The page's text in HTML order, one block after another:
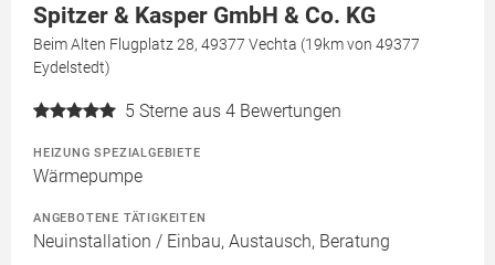
Spitzer & Kasper GmbH & Co. KG
Beim Alten Flugplatz 28, 49377 Vechta (19km von 49377
Eydelstedt)
5 Sterne aus 4 Bewertungen
HEIZUNG SPEZIALGEBIETE
Wärmepumpe
ANGEBOTENE TÄTIGKEITEN
Neuinstallation / Einbau, Austausch, Beratung